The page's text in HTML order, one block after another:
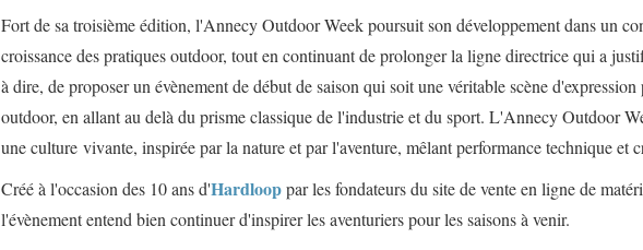
Fort de sa troisième édition, l'Annecy Outdoor Week poursuit son développement dans un
croissance des pratiques outdoor, tout en continuant de prolonger la ligne directrice qui a
à dire, de proposer un évènement de début de saison qui soit une véritable scène
outdoor, en allant au delà du prisme classique de l'industrie et du sport. L'Annecy Outdoor
une culture vivante, inspirée par la nature et par l'aventure, mêlant performance technique et
Créé à l'occasion des 10 ans d'Hardlooppar les fondateurs du site de vente en ligne de
l'évènement entend bien continuer d'inspirer les aventuriers pour les saisons à venir.